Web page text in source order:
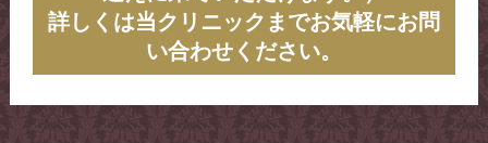
2025/11/01
当院では、ペットに安心安全なメディカルア
ロマの虫除けスプレーをお出ししています、
また忌避効果のあるウェアもご用意しており
詳しくは当クリニックまでお気軽にお問
い合わせください。